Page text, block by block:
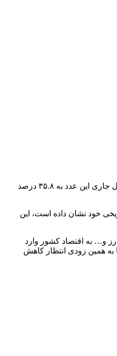
، تیمور رحمانی، استاد اقتصاد دانشگاه تهران اظهار کرد: در ابتدای سال یعنی فروردین‌ماه ۱۴۰۲ نرخ تورم نقطه به نقطه ۵۵.۵ درصد بود، در بهمن‌ماه سال جاری این عدد به ۳۵.۸ درصد
تاریخی خود نشان داده است، این
بیرونی از ناحیه مسائل تحریم، بازار ارز و… به اقتصاد کشور وارد
به همین زودی انتظار کاهش